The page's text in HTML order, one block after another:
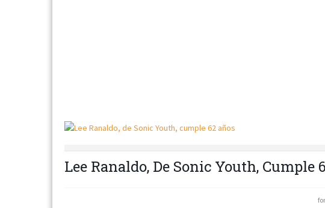
Lee Ranaldo, De Sonic Youth, Cumple